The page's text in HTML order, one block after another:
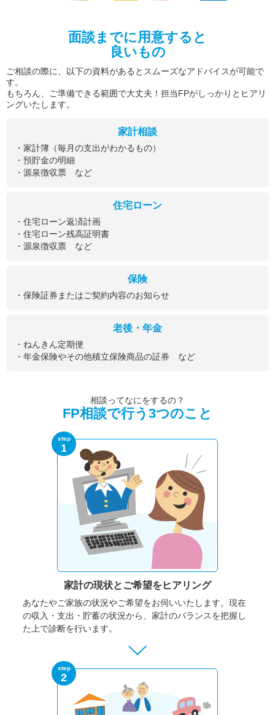
面談までに用意すると
良いもの
ご相談の際に、以下の資料があるとスムーズなアドバイスが可能で
す。
もちろん、ご準備できる範囲で大丈夫！担当FPがしっかりとヒアリ
ングいたします。
家計相談
・家計簿（毎月の支出がわかるもの）
・預貯金の明細
・源泉徴収票 など
住宅ローン
・住宅ローン返済計画
・住宅ローン残高証明書
・源泉徴収票 など
保険
・保険証券またはご契約内容のお知らせ
老後・年金
・ねんきん定期便
・年金保険やその他積立保険商品の証券 など
相談ってなにをするの？
FP相談で行う3つのこと
step
1
家計の現状と ご希望をヒアリング
あなたやご家族の状況やご希望をお伺いいたします。 現在
の収入・支出・貯蓄の状況から、家計のバランスを把握し
た上で診断を行います。
step
2